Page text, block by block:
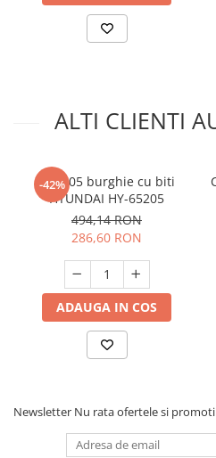
Unelte Gradinarit
Ventilatoare & Sisteme Racire
Foarfeci tuns oi
ALTI CLIENTI
-42%
Set 205 burghie cu biti
HYUNDAI HY-65205
494,14 RON
286,60 RON
ADAUGA IN COS
Newsletter Nu rata ofertele si